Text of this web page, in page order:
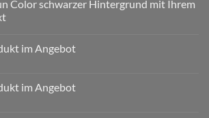
Color schwarzer Hintergrund mit Ihrem
im Angebot
im Angebot